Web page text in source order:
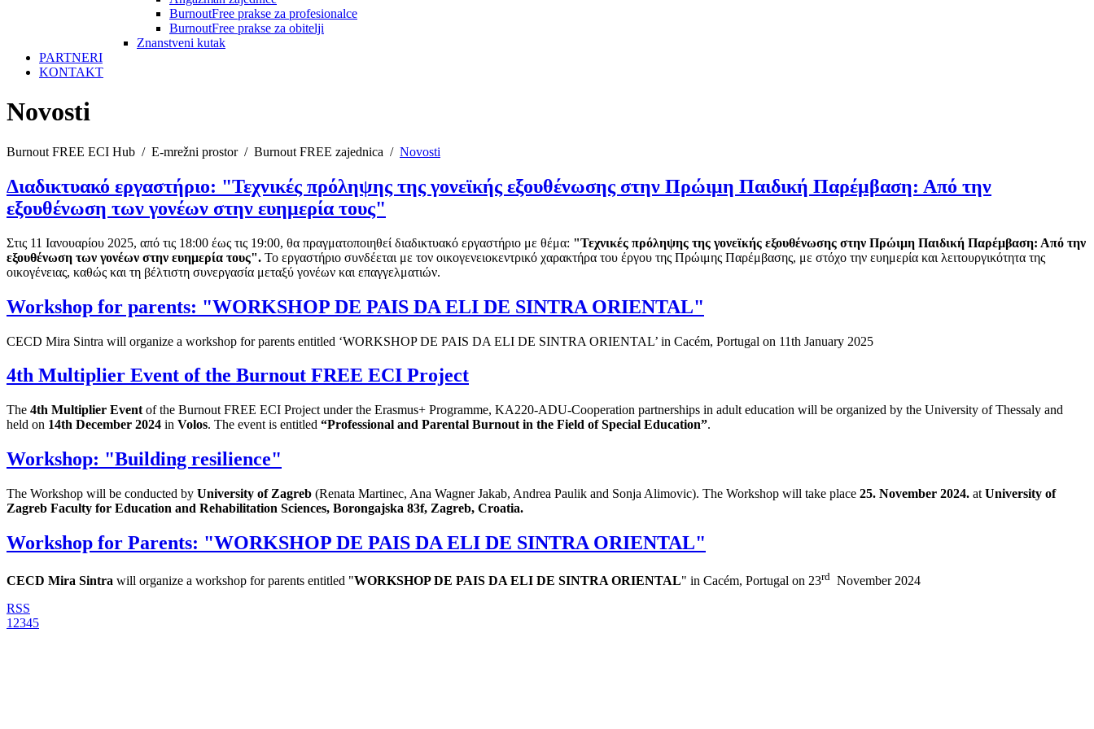
BurnoutFree prakse za profesionalce
BurnoutFree prakse za obitelji
Znanstveni kutak
PARTNERI
KONTAKT
Novosti
Burnout FREE ECI Hub / E-mrežni prostor/ Burnout FREE zajednica / Novosti
Διαδικτυακό εργαστήριο: "Τεχνικές πρόληψης της γονεϊκής εξουθένωσης στην Πρώιμη Παιδική Παρέμβαση: Από την
εξουθένωση των γονέων στην ευημερία τους"
Στις 11 Ιανουαρίου 2025, από τις 18:00 έως τις 19:00, θα πραγματοποιηθεί διαδικτυακό εργαστήριο με θέμα: "Τεχνικές πρόληψης της γονεϊκής εξουθένωσης στην Πρώιμη Παιδική Παρέμβαση: Από την
εξουθένωση των γονέων στην ευημερία τους". Το εργαστήριο συνδέεται με τον οικογενειοκεντρικό χαρακτήρα του έργου της Πρώιμης Παρέμβασης, με στόχο την ευημερία και λειτουργικότητα της
οικογένειας, καθώς και τη βέλτιστη συνεργασία μεταξύ γονέων και επαγγελματιών.
Workshop for parents: "WORKSHOP DE PAIS DA ELI DE SINTRA ORIENTAL"
CECD Mira Sintra will organize a workshop for parents entitled ‘WORKSHOP DE PAIS DA ELI DE SINTRA ORIENTAL’ in Cacém, Portugal on 11th January 2025
4th Multiplier Event of the Burnout FREE ECI Project
The 4th Multiplier Event of the Burnout FREE ECI Project under the Erasmus+ Programme, KA220-ADU-Cooperation partnerships in adult education will be organized by the University of Thessaly and
held on 14th December 2024 in Volos. The event is entitled “Professional and Parental Burnout in the Field of Special Education”.
Workshop: "Building resilience"
The Workshop will be conducted by University of Zagreb (Renata Martinec, Ana Wagner Jakab, Andrea Paulik and Sonja Alimovic). The Workshop will take place 25. November 2024. at University of
Zagreb Faculty for Education and Rehabilitation Sciences, Borongajska 83f, Zagreb, Croatia.
Workshop for Parents: "WORKSHOP DE PAIS DA ELI DE SINTRA ORIENTAL"
CECD Mira Sintra will organize a workshop for parents entitled "WORKSHOP DE PAIS DA ELI DE SINTRA ORIENTAL" in Cacém, Portugal on 23rd November 2024
RSS
1 2345